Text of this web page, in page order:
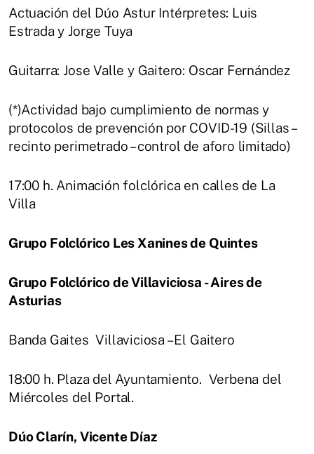
Actuación del Dúo Astur Intérpretes: Luis
Estrada y Jorge Tuya
Guitarra: Jose Valle y Gaitero: Oscar Fernández
(*)Actividad bajo cumplimiento de normas y
protocolos de prevención por COVID-19 (Sillas –
recinto perimetrado – control de aforo limitado)
17:00 h. Animación folclórica en calles de La
Villa
Grupo Folclórico Les Xanines de Quintes
Grupo Folclórico de Villaviciosa - Aires de
Asturias
Banda Gaites Villaviciosa – El Gaitero
18:00 h. Plaza del Ayuntamiento. Verbena del
Miércoles del Portal.
Dúo Clarín, Vicente Díaz